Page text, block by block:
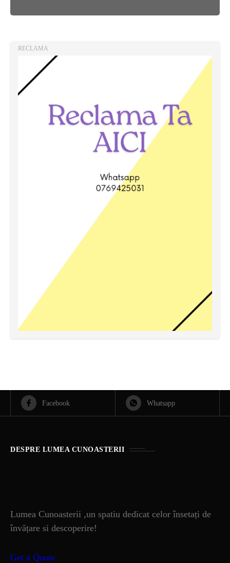
RECLAMA
Facebook Whatsapp
DESPRE LUMEA CUNOASTERII
Lumea Cunoasterii ,un spatiu dedicat celor însetați de
învățare si descoperire!
Get a Quote